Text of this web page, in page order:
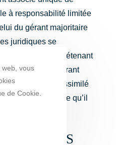
à responsabilité limitée
du gérant majoritaire
juridiques se
d’associés détenant
EURL, seul le gérant
du statut d’assimilé
sociale protectrice qu’il
rémunération.
SOCIALES
web, vous
de Cookie.